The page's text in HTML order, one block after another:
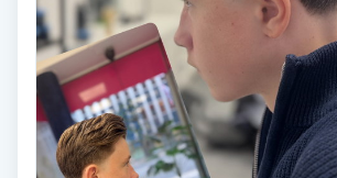
Sugaring
Svensk massage
Svettbehandling